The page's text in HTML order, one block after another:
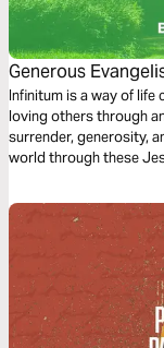
Generous
Infinitum is a way of
loving others through
surrender, generosity,
world through these